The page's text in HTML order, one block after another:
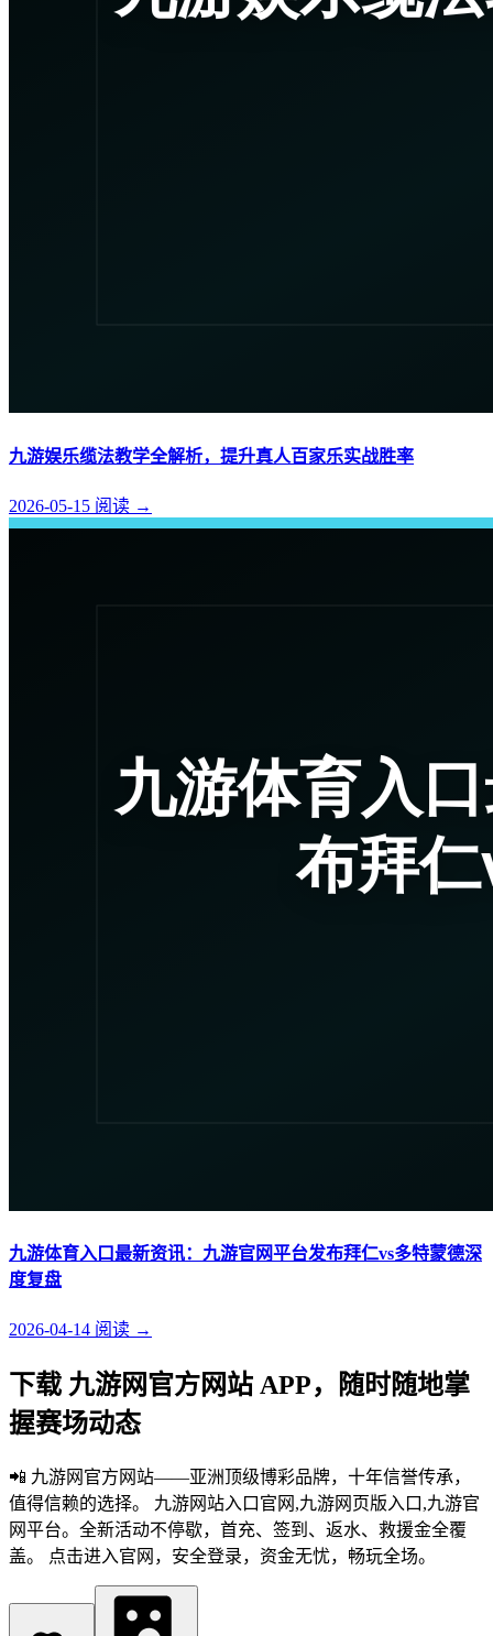
九游娱乐缆法教学全解析，提升真人百家乐实战胜率
2026-05-15 阅读 →
九游体育入口最新资讯：九游官网平台发布拜仁vs多特蒙德深
度复盘
2026-04-14 阅读 →
下载 九游网官方网站 APP，随时随地掌
握赛场动态
📲 九游网官方网站——亚洲顶级博彩品牌，十年信誉传承，
值得信赖的选择。 九游网站入口官网,九游网页版入口,九游官
网平台。全新活动不停歇，首充、签到、返水、救援金全覆
盖。 点击进入官网，安全登录，资金无忧，畅玩全场。